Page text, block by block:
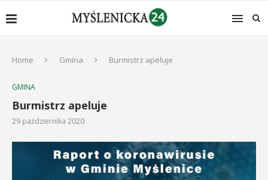
Home Gmina Burmistrz apeluje
GMINA
Burmistrz apeluje
29 października 2020